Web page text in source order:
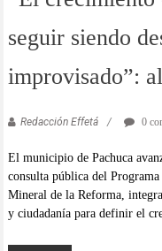
seguir siendo
improvisado”:
Redacción Effetá 0
El municipio de Pachuca
consulta pública del
Mineral de la Reforma,
y ciudadanía para definir el